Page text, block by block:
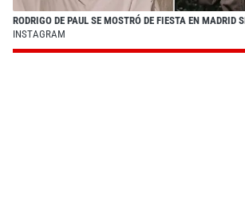
RODRIGO DE PAUL SE MOSTRÓ DE FIESTA EN MADRID
INSTAGRAM